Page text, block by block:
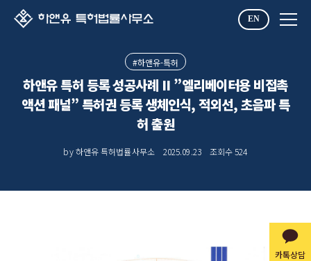
EN
카톡상담
#하앤유-특허
하앤유 특허 등록 성공사례 II ”엘리베이터용 비접촉
액션 패널” 특허권 등록 생체인식, 적외선, 초음파 특
허 출원
by 하앤유 특허법률사무소 2025.09.23 조회수524